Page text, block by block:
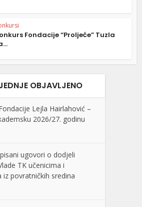
Fondacije “Proljeće” Tuzla
OBJAVLJENO
Lejla Hairlahović –
2026/27. godinu
ugovori o dodjeli
TK učenicima i
iz povratničkih sredina